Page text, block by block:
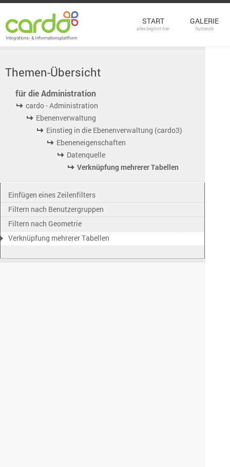
START
alles beginnt hier
GALERIE
Nutzende
Themen-Übersicht
für die Administration
cardo - Administration
Ebenenverwaltung
Einstieg in die Ebenenverwaltung (cardo3)
Ebeneneigenschaften
Datenquelle
Verknüpfung mehrerer Tabellen
Einfügen eines Zeilenfilters
Filtern nach Benutzergruppen
Filtern nach Geometrie
Verknüpfung mehrerer Tabellen